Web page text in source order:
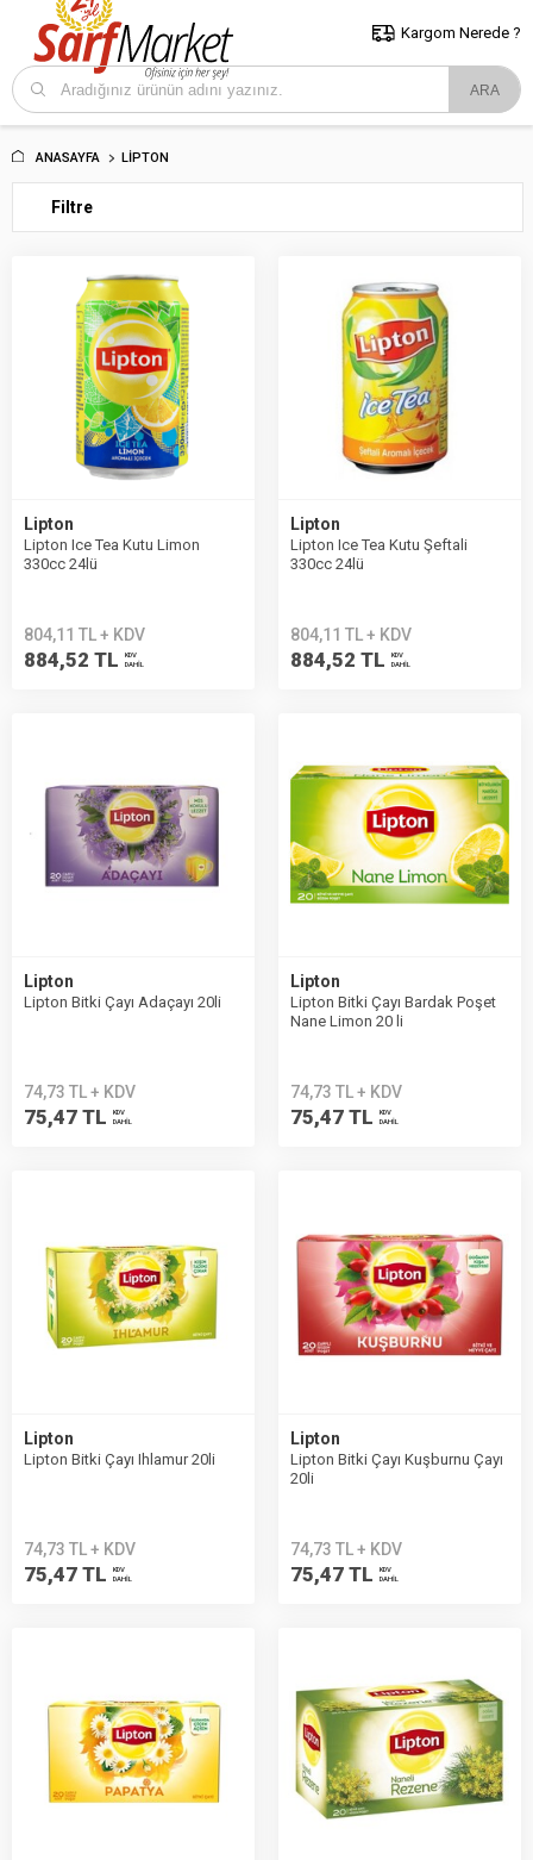
5000 TL ve Üzeri Alışverişlerde İstanbul İçi Kargo Bedava!
ve Trakya İçin Tıklayın..
Kargom Nerede ?
ANASAYFA LIPTON
Filtre
Lipton
Lipton Ice Tea Kutu Limon
330cc 24lü
804,11 TL + KDV
884,52 TL
KDV
DAHİL
Lipton
Lipton Ice Tea Kutu Şeftali
330cc 24lü
804,11 TL + KDV
884,52 TL
KDV
DAHİL
Lipton
Lipton Bitki Çayı Adaçayı 20li
74,73 TL + KDV
75,47 TL
KDV
DAHİL
Lipton
Lipton Bitki Çayı Bardak Poşet
Nane Limon 20 li
74,73 TL + KDV
75,47 TL
KDV
DAHİL
Lipton
Lipton Bitki Çayı Ihlamur 20li
74,73 TL + KDV
75,47 TL
KDV
DAHİL
Lipton
Lipton Bitki Çayı Kuşburnu Çayı
20li
74,73 TL + KDV
75,47 TL
KDV
DAHİL